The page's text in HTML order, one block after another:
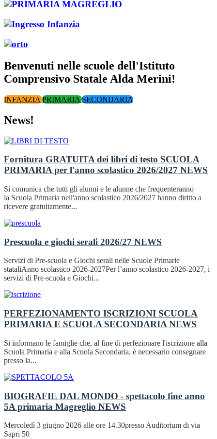
Benvenuti nelle scuole dell'Istituto
Comprensivo Statale Alda Merini!
INFANZIAPRIMARIASECONDARIA
News!
Fornitura GRATUITA dei libri di testo SCUOLA
PRIMARIA per l'anno scolastico 2026/2027 NEWS
Si comunica che tutti gli alunni e le alunne che frequenteranno
la Scuola Primaria nell'anno scolastico 2026/2027 hanno diritto a
ricevere gratuitamente...
Prescuola e giochi serali 2026/27 NEWS
Servizi di Pre-scuola e Giochi serali nelle Scuole Primarie
stataliAnno scolastico 2026-2027Per l’anno scolastico 2026-2027, i
servizi di Pre-scuola e Giochi...
PERFEZIONAMENTO ISCRIZIONI SCUOLA
PRIMARIA E SCUOLA SECONDARIA NEWS
Si informano le famiglie che, al fine di perfezionare l'iscrizione alla
Scuola Primaria e alla Scuola Secondaria, è necessario consegnare
presso la...
BIOGRAFIE DAL MONDO - spettacolo fine anno
5A primaria Magreglio NEWS
Mercoledì 3 giugno 2026 alle ore 14.30presso Auditorium di via
Sapri 50